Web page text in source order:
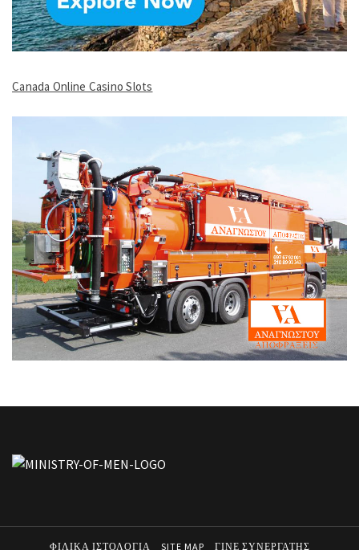
Canada Online Casino Slots
ΦΙΛΙΚΑ ΙΣΤΟΛΟΓΙΑ SITE MAP ΓΙΝΕ ΣΥΝΕΡΓΑΤΗΣ